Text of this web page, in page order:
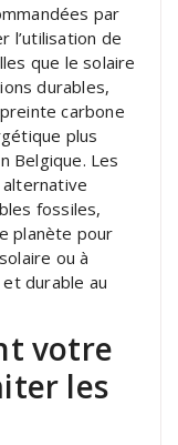
par
l’utilisation de
que le solaire
durables,
carbone
plus
Belgique. Les
fossiles,
planète pour
ou à
durable au
votre
les